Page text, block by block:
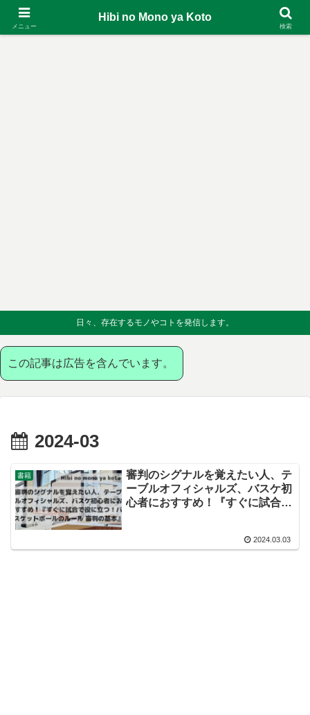
日々、存在するモノやコトを発信します。
この記事は広告を含んでいます。
2024-03
書籍
審判のシグナルを覚えたい人、テ
ーブルオフィシャルズ、バスケ初
心者におすすめ！『すぐに試合で
2024.03.03
メニュー
Hibi no Mono ya Koto
検索